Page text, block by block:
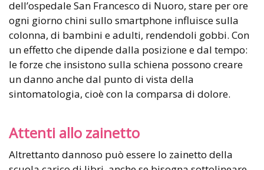
dell’ospedale San Francesco di Nuoro, stare per ore
ogni giorno chini sullo smartphone influisce sulla
colonna, di bambini e adulti, rendendoli gobbi. Con
un effetto che dipende dalla posizione e dal tempo:
le forze che insistono sulla schiena possono creare
un danno anche dal punto di vista della
sintomatologia, cioè con la comparsa di dolore.
Attenti allo zainetto
Altrettanto dannoso può essere lo zainetto della